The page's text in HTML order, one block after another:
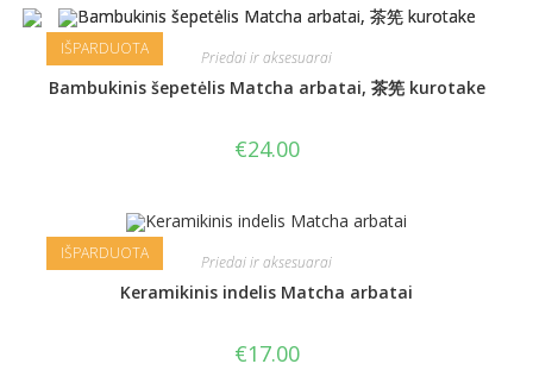
IŠPARDUOTA Priedai ir aksesuarai
Bambukinis šepetėlis Matcha arbatai, 茶筅 kurotake
€24.00
IŠPARDUOTA Priedai ir aksesuarai
Keramikinis indelis Matcha arbatai
€17.00